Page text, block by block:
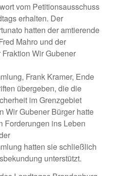
vom Petitionsausschuss
erhalten. Der
hatten der amtierende
Mahro und der
Wir Gubener
Frank Kramer, Ende
übergeben, die die
im Grenzgebiet
Wir Gubener Bürger hatte
Forderungen ins Leben
hatten sie schließlich
unterstützt.